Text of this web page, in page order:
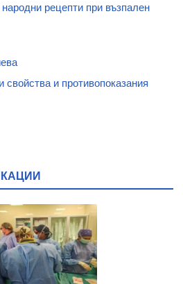
рецепти при възпален
и противопоказания